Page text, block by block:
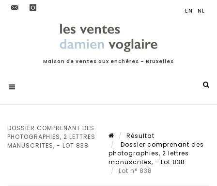
Maison de ventes aux enchères – Bruxelles
DOSSIER COMPRENANT DES
PHOTOGRAPHIES, 2 LETTRES
MANUSCRITES, - LOT 838
Résultat
Dossier comprenant des
photographies, 2 lettres
manuscrites, - Lot 838
Lot n° 838